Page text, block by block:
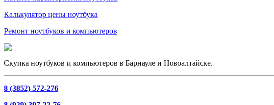
Калькулятор цены ноутбука
Ремонт ноутбуков и компьютеров
Скупка ноутбуков и компьютеров в Барнауле и Новоалтайске.
8 (3852) 572-276